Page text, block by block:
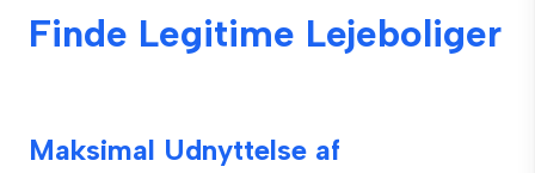
Finde Legitime Lejeboliger
Maksimal Udnyttelse af